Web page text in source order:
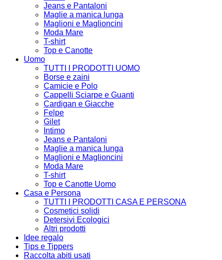
Jeans e Pantaloni
Maglie a manica lunga
Maglioni e Maglioncini
Moda Mare
T-shirt
Top e Canotte
Uomo
TUTTI I PRODOTTI UOMO
Borse e zaini
Camicie e Polo
Cappelli Sciarpe e Guanti
Cardigan e Giacche
Felpe
Gilet
Intimo
Jeans e Pantaloni
Maglie a manica lunga
Maglioni e Maglioncini
Moda Mare
T-shirt
Top e Canotte Uomo
Casa e Persona
TUTTI I PRODOTTI CASA E PERSONA
Cosmetici solidi
Detersivi Ecologici
Altri prodotti
Idee regalo
Tips e Tippers
Raccolta abiti usati